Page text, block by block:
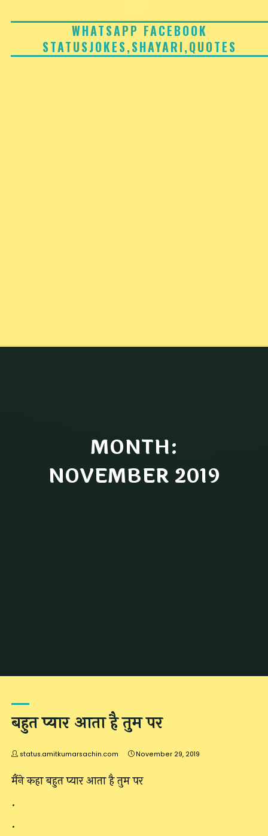
WHATSAPP FACEBOOK
STATUSJOKES,SHAYARI,QUOTES
MONTH:
NOVEMBER 2019
बहुत प्यार आता है तुम पर
status.amitkumarsachin.com November 29, 2019
मैंने कहा बहुत प्यार आता है तुम पर
.
.